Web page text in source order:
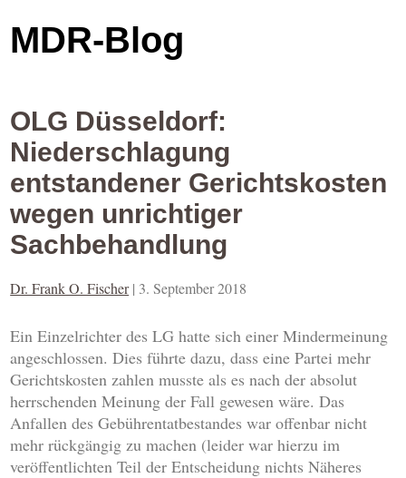
MDR-Blog
OLG Düsseldorf:
Niederschlagung
entstandener Gerichtskosten
wegen unrichtiger
Sachbehandlung
Dr. Frank O. Fischer | 3. September 2018
Ein Einzelrichter des LG hatte sich einer Mindermeinung
angeschlossen. Dies führte dazu, dass eine Partei mehr
Gerichtskosten zahlen musste als es nach der absolut
herrschenden Meinung der Fall gewesen wäre. Das
Anfallen des Gebührentatbestandes war offenbar nicht
mehr rückgängig zu machen (leider war hierzu im
veröffentlichten Teil der Entscheidung nichts Näheres